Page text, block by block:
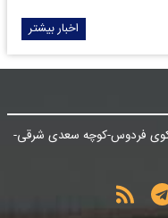
اخبار بیشتر
کوی فردوس-کوچه سعدی شرقی-